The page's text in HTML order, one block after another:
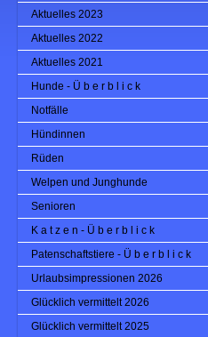
Aktuelles 2023
Aktuelles 2022
Aktuelles 2021
Hunde - Ü b e r b l i c k
Notfälle
Hündinnen
Rüden
Welpen und Junghunde
Senioren
K a t z e n - Ü b e r b l i c k
Patenschaftstiere - Ü b e r b l i c k
Urlaubsimpressionen 2026
Glücklich vermittelt 2026
Glücklich vermittelt 2025